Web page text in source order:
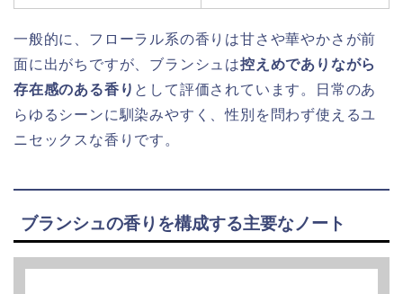
一般的に、フローラル系の香りは甘さや華やかさが前
面に出がちですが、ブランシュは控えめでありながら
存在感のある香り として評価されています。日常のあ
らゆるシーンに馴染みやすく、性別を問わず使えるユ
ニセックスな香りです。
ブランシュの香りを構成する主要なノート